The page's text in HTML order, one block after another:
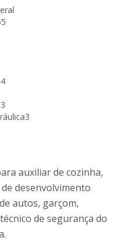
4
3
3
auxiliar de cozinha,
desenvolvimento
autos, garçom,
de segurança do